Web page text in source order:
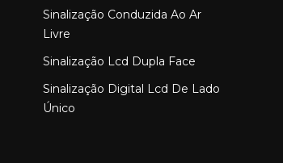
Sinalização Conduzida Ao Ar
Livre
Sinalização Lcd Dupla Face
Sinalização Digital Lcd De Lado
Único